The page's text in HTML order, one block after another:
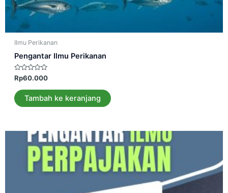
Ilmu Perikanan
Pengantar Ilmu Perikanan
Dinilai
dari
5
Rp60.000
Tambah ke keranjang